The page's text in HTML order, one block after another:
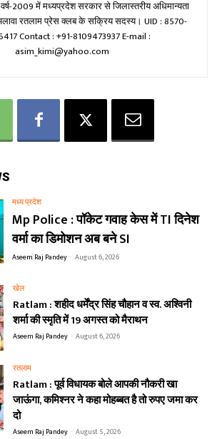
2009 में मध्यप्रदेश सरकार से जिलास्तरीय अधिमान्यता
रतलाम प्रेस क्लब के सक्रिय सदस्य। UID : 8570-
Contact : +91-8109473937 E-mail :
asim_kimi@yahoo.com
मध्य प्रदेश
Mp Police : पॉकेट गवाह केस में TI दिनेश
वर्मा का डिमोशन अब बने SI
Aseem Raj Pandey - August 6, 2026
खेल
Ratlam : शहीद धर्मेंद्र सिंह चौहान व स्व. अश्विनी
शर्मा की स्मृति में 19 अगस्त को मैराथन
Aseem Raj Pandey - August 6, 2026
रतलाम
Ratlam : पूर्व विधायक बोले आपकी नौकरी खा
जाऊंगा, कमिश्नर ने कहा मोहब्बत है तो रुपए जमा कर
दो
Aseem Raj Pandey - August 5, 2026